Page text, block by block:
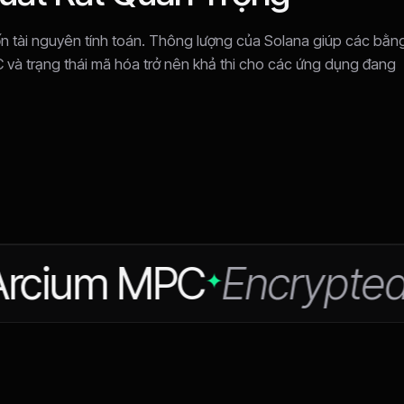
tài nguyên tính toán. Thông lượng của Solana giúp các
và trạng thái mã hóa trở nên khả thi cho các ứng dụng đang
MPC✦Encrypted